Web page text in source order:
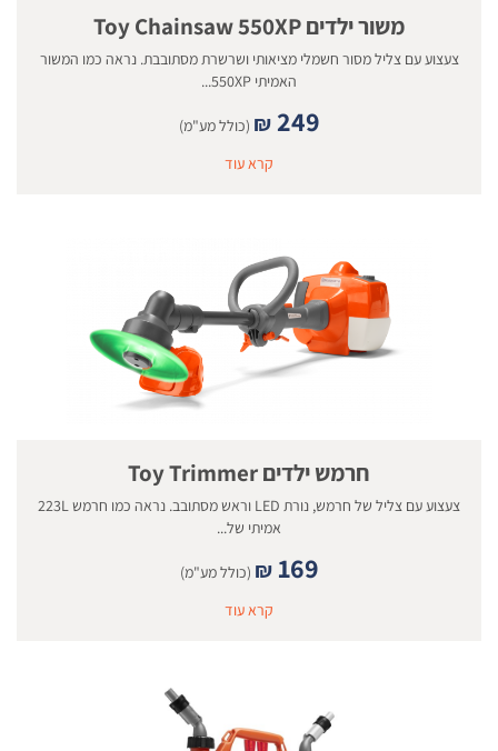
משור ילדים Toy Chainsaw 550XP
צעצוע עם צליל מסור חשמלי מציאותי ושרשרת מסתובבת. נראה כמו המשור
האמיתי 550XP...
₪ 249
(כולל מע"מ)
קרא עוד
חרמש ילדים Toy Trimmer
צעצוע עם צליל של חרמש, נורת LED וראש מסתובב. נראה כמו חרמש 223L
אמיתי של...
₪ 169
(כולל מע"מ)
קרא עוד